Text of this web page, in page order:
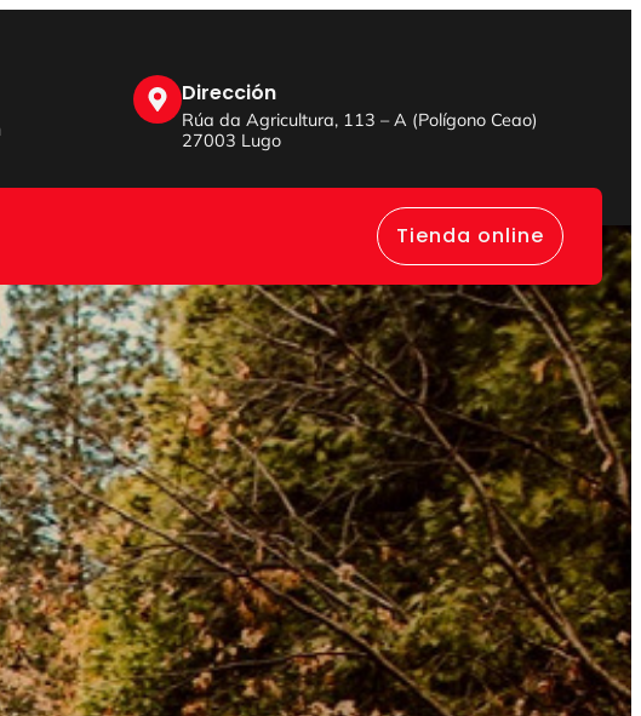
Dirección
Rúa da Agricultura, 113 – A (Polígono Ceao)
27003 Lugo
Tienda online